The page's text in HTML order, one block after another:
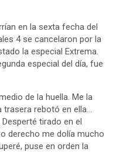
en la sexta fecha del
4 se cancelaron por la
la especial Extrema.
especial del día, fue
de la huella. Me la
trasera rebotó en ella…
tirado en el
derecho me dolía mucho
puse en orden la